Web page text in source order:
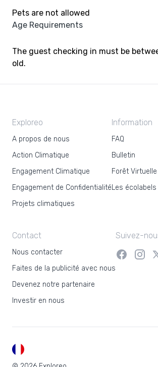
Pets are not allowed
Age Requirements
The guest checking in must be
old.
Exploreo
A propos de nous
Action Climatique
Engagement Climatique
Engagement de Confidentialité
Projets climatiques
Information
FAQ
Bulletin
Forêt Virtuelle
Les écolabels
Contact
Nous contacter
Faites de la publicité avec nous
Devenez notre partenaire
Investir en nous
Suivez-